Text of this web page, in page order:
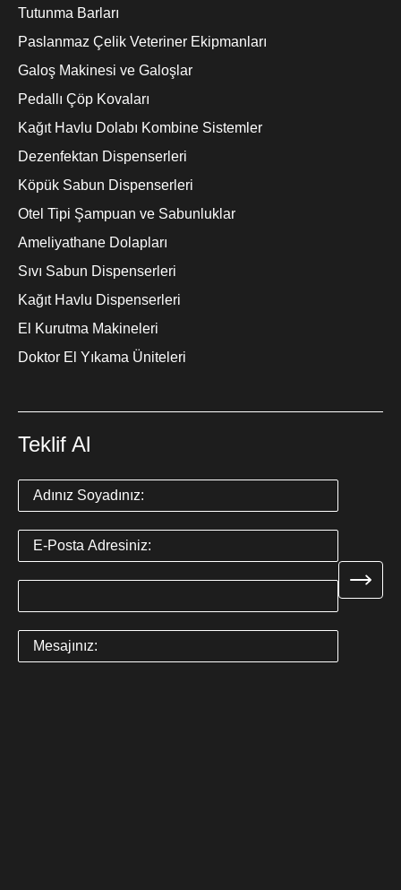
Tutunma Barları
Paslanmaz Çelik Veteriner Ekipmanları
Galoş Makinesi ve Galoşlar
Pedallı Çöp Kovaları
Kağıt Havlu Dolabı Kombine Sistemler
Dezenfektan Dispenserleri
Köpük Sabun Dispenserleri
Otel Tipi Şampuan ve Sabunluklar
Ameliyathane Dolapları
Sıvı Sabun Dispenserleri
Kağıt Havlu Dispenserleri
El Kurutma Makineleri
Doktor El Yıkama Üniteleri
Teklif Al